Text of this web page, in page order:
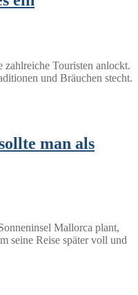
Touristen anlockt.
und Bräuchen stecht.
man als
Mallorca plant,
seine Reise später voll und